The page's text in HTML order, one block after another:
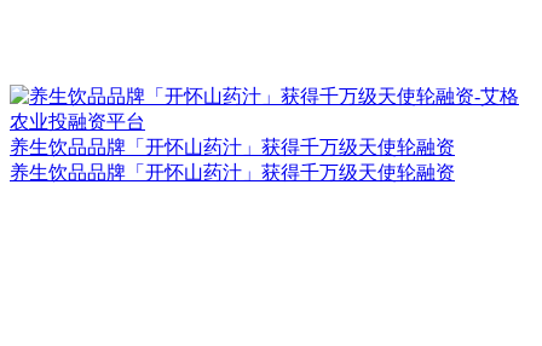
养生饮品品牌「开怀山药汁」获得千万级天使轮融资
养生饮品品牌「开怀山药汁」获得千万级天使轮融资